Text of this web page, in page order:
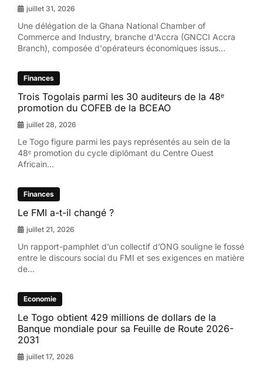
juillet 31, 2026
Une délégation de la Ghana National Chamber of
Commerce and Industry, branche d'Accra (GNCCI Accra
Branch), composée d'opérateurs économiques issus...
Finances
Trois Togolais parmi les 30 auditeurs de la 48ᵉ
promotion du COFEB de la BCEAO
juillet 28, 2026
Le Togo figure parmi les pays représentés au sein de la
48ᵉ promotion du cycle diplômant du Centre Ouest
Africain...
Finances
Le FMI a-t-il changé ?
juillet 21, 2026
Un rapport-pamphlet d’un collectif d’ONG souligne le fossé
entre le discours social du FMI et ses exigences en matière
de...
Economie
Le Togo obtient 429 millions de dollars de la
Banque mondiale pour sa Feuille de Route 2026-
2031
juillet 17, 2026